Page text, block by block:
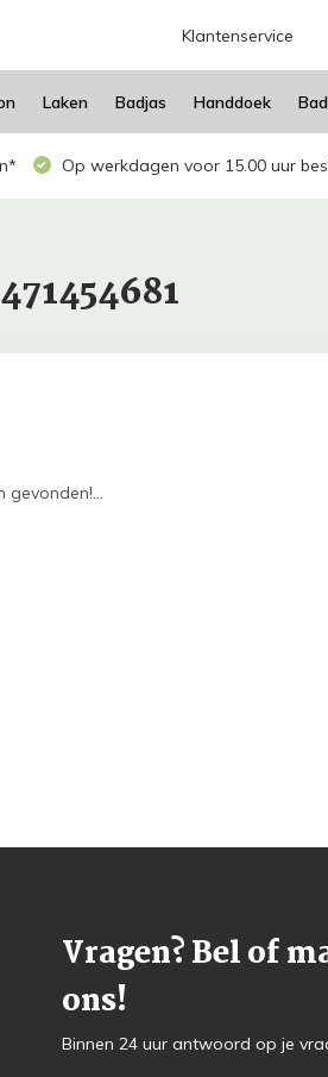
Klantenservice
Laken Badjas Handdoek
Op werkdagen voor 15.00 uur
gevonden!...
Vragen? Bel of
ons!
Binnen 24 uur antwoord op je